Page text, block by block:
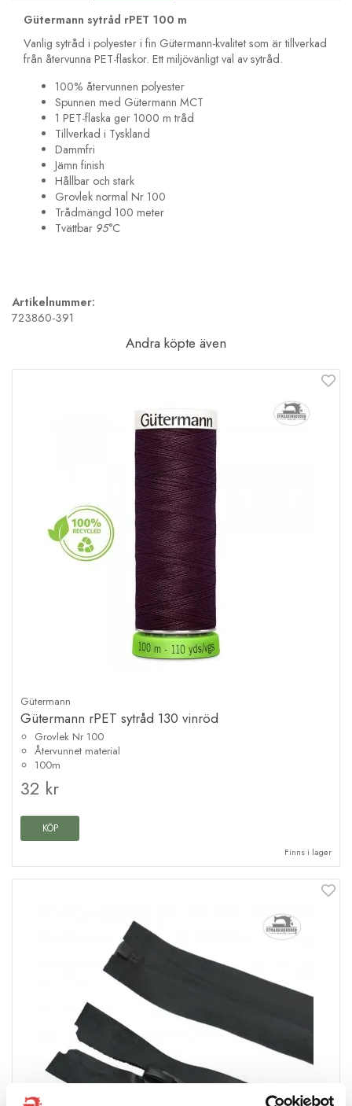
Gütermann sytråd rPET 100 m
Vanlig sytråd i polyester i fin Gütermann-kvalitet som är tillverkad
från återvunna PET-flaskor. Ett miljövänligt val av sytråd.
100% återvunnen polyester
Spunnen med Gütermann MCT
1 PET-flaska ger 1000 m tråd
Tillverkad i Tyskland
Dammfri
Jämn finish
Hållbar och stark
Grovlek normal Nr 100
Trådmängd 100 meter
Tvättbar 95°C
Artikelnummer:
723860-391
Andra köpte även
Gütermann
Gütermann rPET sytråd 130 vinröd
Grovlek Nr 100
Återvunnet material
100m
32 kr
KÖP
Finns i lager